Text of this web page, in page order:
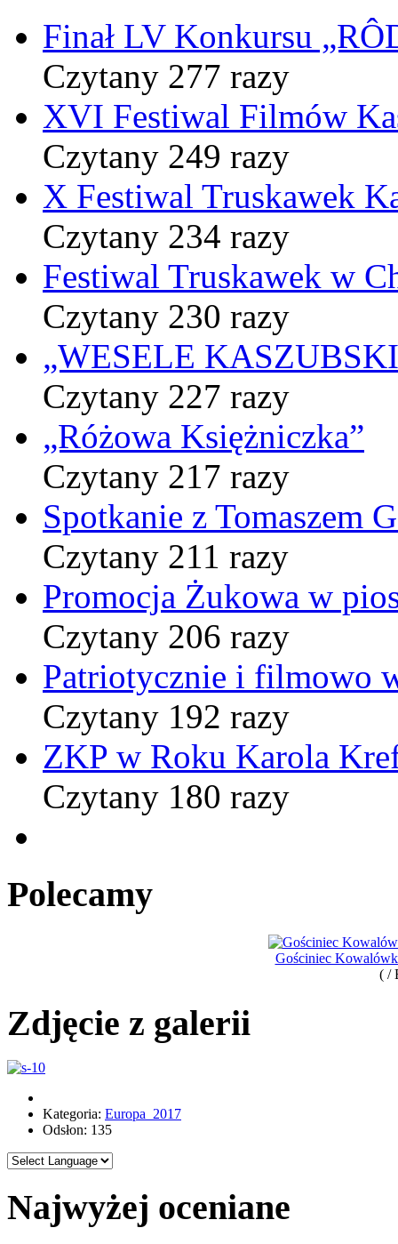
Finał LV Konkursu
Czytany 277 razy
XVI Festiwal Filmów
Czytany 249 razy
X Festiwal Truskawek
Czytany 234 razy
Festiwal Truskawek w
Czytany 230 razy
„WESELE
Czytany 227 razy
„Różowa Księżniczka”
Czytany 217 razy
Spotkanie z Tomaszem
Czytany 211 razy
Promocja Żukowa w
Czytany 206 razy
Patriotycznie i filmowo
Czytany 192 razy
ZKP w Roku Karola
Czytany 180 razy
Polecamy
Gościniec
( /
Zdjęcie z galerii
Kategoria: Europa_2017
Odsłon: 135
Najwyżej oceniane